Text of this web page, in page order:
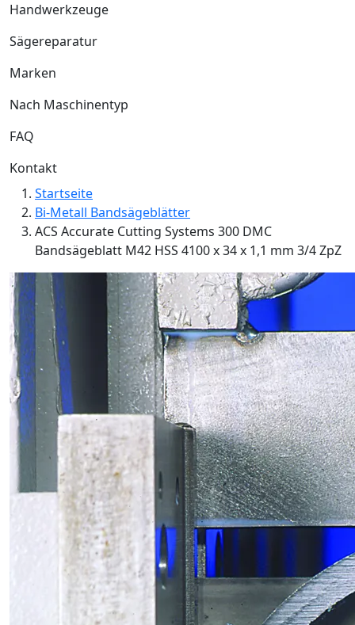
Handwerkzeuge
Sägereparatur
Marken
Nach Maschinentyp
FAQ
Kontakt
Startseite
Bi-Metall Bandsägeblätter
ACS Accurate Cutting Systems 300 DMC
Bandsägeblatt M42 HSS 4100 x 34 x 1,1 mm 3/4 ZpZ